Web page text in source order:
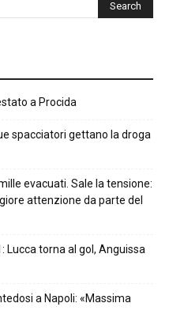
a Procida
spacciatori gettano la droga
evacuati. Sale la tensione:
attenzione da parte del
Lucca torna al gol, Anguissa
a Napoli: «Massima